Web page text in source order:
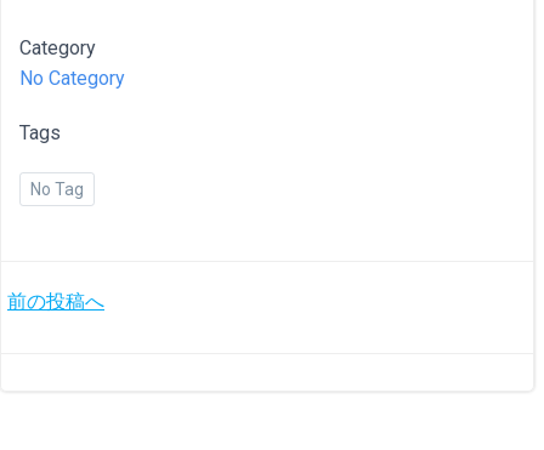
Category
No Category
Tags
No Tag
投
前の投稿へ